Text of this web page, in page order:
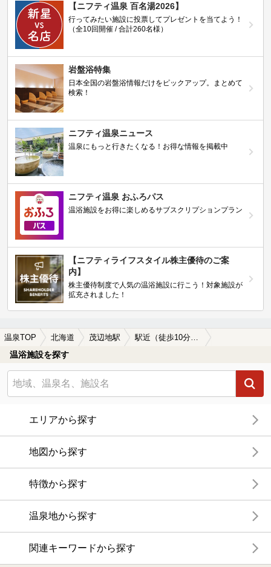
【ニフティ温泉 百名湯2026】
行ってみたい施設に投票してプレゼントを当てよう！
（全10回開催 / 合計260名様）
岩盤浴特集
日本全国の岩盤浴情報だけをピックアップ。まとめて
検索！
ニフティ温泉ニュース
温泉にもっと行きたくなる！お得な情報を掲載中
ニフティ温泉 おふろパス
温浴施設をお得に楽しめるサブスクリプションプラン
【ニフティライフスタイル株主優待のご案
内】
株主優待制度で人気の温浴施設に行こう！対象施設が
拡充されました！
温泉TOP 北海道 茂辺地駅
温浴施設を探す
エリアから探す
地図から探す
特徴から探す
温泉地から探す
関連キーワードから探す